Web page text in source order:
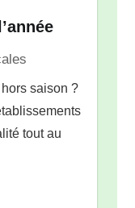
saison ?
tout au